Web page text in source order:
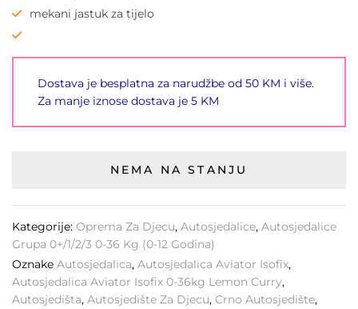
mekani jastuk za tijelo
Dostava je besplatna za narudžbe od 50 KM i više.
Za manje iznose dostava je 5 KM
NEMA NA STANJU
Kategorije: Oprema Za Djecu, Autosjedalice, Autosjedalice
Grupa 0+/1/2/3 0-36 Kg (0-12 Godina)
Oznake Autosjedalica, Autosjedalica Aviator Isofix,
Autosjedalica Aviator Isofix 0-36kg Lemon Curry,
Autosjedišta, Autosjedište Za Djecu, Crno Autosjedište,